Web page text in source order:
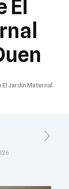
Jardín Maternal